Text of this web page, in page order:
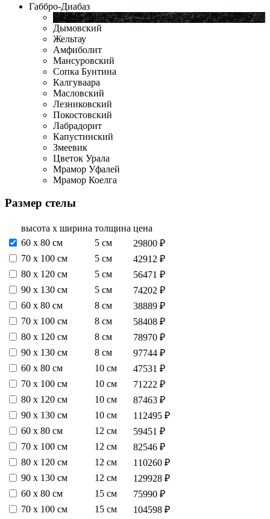
Габбро-Диабаз
Габбро-Диабаз
Дымовский
Жельтау
Амфиболит
Мансуровский
Сопка Бунтина
Калгуваара
Масловский
Лезниковский
Покостовский
Лабрадорит
Капустинский
Змеевик
Цветок Урала
Мрамор Уфалей
Мрамор Коелга
Размер стелы
высота х ширина толщина цена
60 х 80 см
5 см
29800 ₽
70 х 100 см
5 см
42912 ₽
80 х 120 см
5 см
56471 ₽
90 х 130 см
5 см
74202 ₽
60 х 80 см
8 см
38889 ₽
70 х 100 см
8 см
58408 ₽
80 х 120 см
8 см
78970 ₽
90 х 130 см
8 см
97744 ₽
60 х 80 см
10 см
47531 ₽
70 х 100 см
10 см
71222 ₽
80 х 120 см
10 см
87463 ₽
90 х 130 см
10 см
112495 ₽
60 х 80 см
12 см
59451 ₽
70 х 100 см
12 см
82546 ₽
80 х 120 см
12 см
110260 ₽
90 х 130 см
12 см
129928 ₽
60 х 80 см
15 см
75990 ₽
70 х 100 см
15 см
104598 ₽